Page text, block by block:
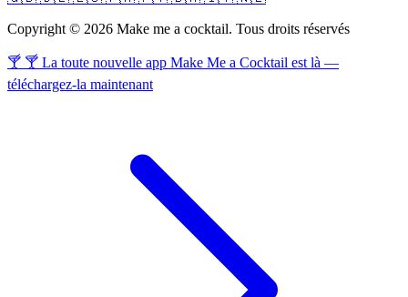
Copyright © 2026 Make me a cocktail. Tous droits réservés
🍸 🍸 La toute nouvelle app Make Me a Cocktail est là —
téléchargez-la maintenant